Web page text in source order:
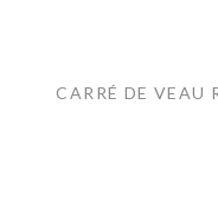
CARRÉ DE VEAU